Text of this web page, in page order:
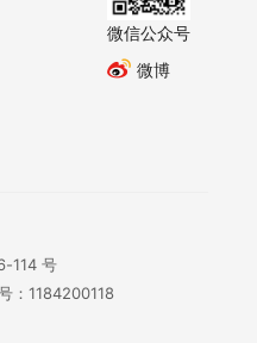
微信公众号
微博
114 号
：1184200118